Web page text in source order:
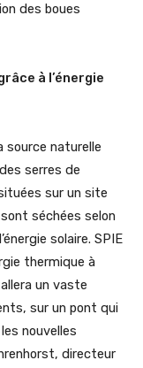
des boues
à l’énergie
source naturelle
serres de
sur un site
séchées selon
solaire. SPIE
thermique à
un vaste
sur un pont qui
nouvelles
directeur